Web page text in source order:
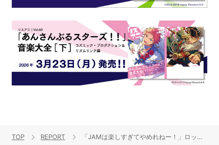
TOP REPORT 「JAMは楽しすぎてやめれねー！」ロックの聖地・日本武道館でJAM Projectが燃えた！“JAM Project JAPAN TOUR 2017～2018 TOKYO DIVE ツアーファイナル”レポート